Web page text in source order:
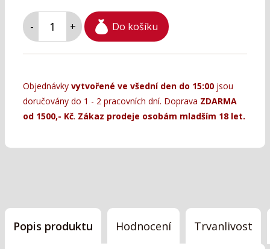
- + Do košíku
Objednávky vytvořené ve všední den do 15:00 jsou
doručovány do 1 - 2 pracovních dní. Doprava ZDARMA
od 1500,- Kč. Zákaz prodeje osobám mladším 18 let.
Popis produktu Hodnocení Trvanlivost